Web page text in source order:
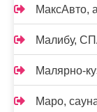
МаксАвто,
Малибу,
Малярно-
Маро,